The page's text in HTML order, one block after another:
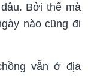
Bởi thế mà
nào cũng đi
vẫn ở địa